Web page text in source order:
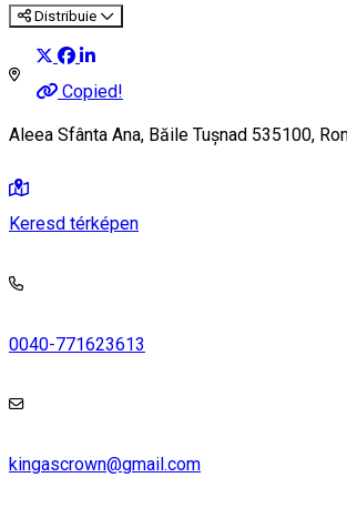
Distribuie
Copied!
Aleea Sfânta Ana, Băile Tușnad 535100,
Keresd térképen
0040-771623613
kingascrown@gmail.com